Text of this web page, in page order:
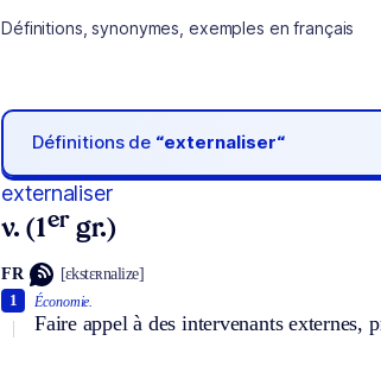
Définitions, synonymes, exemples en français
Définitions de “externaliser“
externaliser
v. (1er gr.)
FR [ɛkstɛʀnalize]
Économie.
Faire appel à des intervenants externes,
1